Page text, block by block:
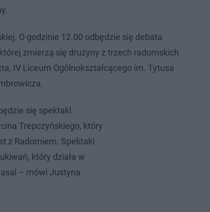
O godzinie 12.00 odbędzie się debata
zmierzą się drużyny z trzech radomskich
IV Liceum Ogólnokształcącego im. Tytusa
się spektakl
Trepczyńskiego, który
z Radomiem. Spektakl
który działa w
– mówi Justyna